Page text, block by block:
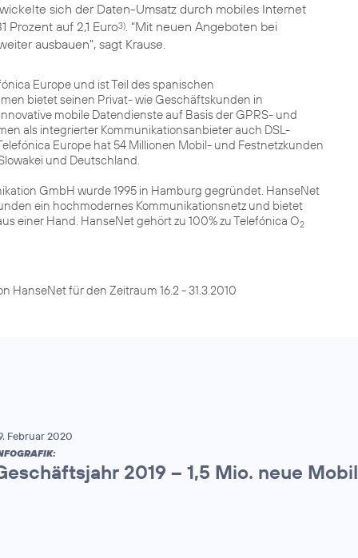
sich der Daten-Umsatz durch mobiles Internet
Prozent auf 2,1 Euro3). "Mit neuen Angeboten bei
ausbauen", sagt Krause.
Europe und ist Teil des spanischen
bietet seinen Privat- wie Geschäftskunden in
mobile Datendienste auf Basis der GPRS- und
als integrierter Kommunikationsanbieter auch DSL-
Europe hat 54 Millionen Mobil- und Festnetzkunden
und Deutschland.
GmbH wurde 1995 in Hamburg gegründet. HanseNet
ein hochmodernes Kommunikationsnetz und bietet
einer Hand. HanseNet gehört zu 100% zu Telefónica O2
Februar 2020
2019 – 1,5 Mio. neue